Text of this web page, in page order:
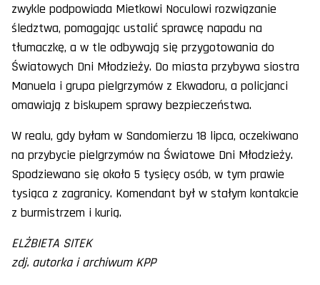
zwykle podpowiada Mietkowi Noculowi rozwiązanie
śledztwa, pomagając ustalić sprawcę napadu na
tłumaczkę, a w tle odbywają się przygotowania do
Światowych Dni Młodzieży. Do miasta przybywa siostra
Manuela i grupa pielgrzymów z Ekwadoru, a policjanci
omawiają z biskupem sprawy bezpieczeństwa.
W realu, gdy byłam w Sandomierzu 18 lipca, oczekiwano
na przybycie pielgrzymów na Światowe Dni Młodzieży.
Spodziewano się około 5 tysięcy osób, w tym prawie
tysiąca z zagranicy. Komendant był w stałym kontakcie
z burmistrzem i kurią.
ELŻBIETA SITEK
zdj. autorka i archiwum KPP